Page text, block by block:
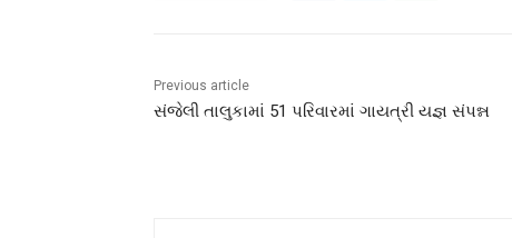
Previous article
સંજેલી તાલુકામાં 51 પરિવારમાં ગાયત્રી યજ્ઞ સંપન્ન